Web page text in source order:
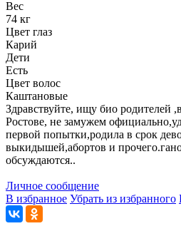
Вес
74 кг
Цвет глаз
Карий
Дети
Есть
Цвет волос
Каштановые
Здравствуйте, ищу био родителей
Ростове, не замужем
первой попытки,родила в срок
выкидышей,абортов и
обсуждаются..
Личное сообщение
В избранное Убрать из избранного